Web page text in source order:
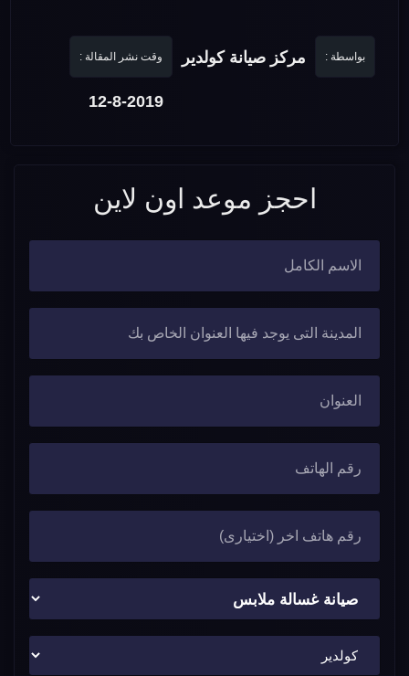
بواسطة : مركز صيانة كولدير وقت نشر المقالة :
12-8-2019
احجز موعد اون لاين